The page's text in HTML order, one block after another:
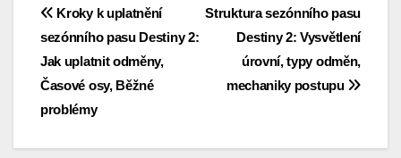
Post
navigation
Struktura sezónního pasu
Destiny 2: Vysvětlení
úrovní, typy odměn,
mechaniky postupu
Kroky k uplatnění
sezónního pasu Destiny 2:
Jak uplatnit odměny,
Časové osy, Běžné
problémy